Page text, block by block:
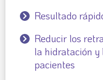
Resultado
Reducir los
la hidratación y
pacientes